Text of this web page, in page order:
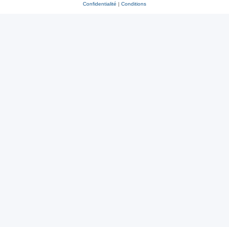
Confidentialité | Conditions